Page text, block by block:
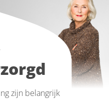
zijn belangrijk